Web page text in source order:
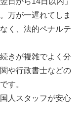
万が一遅れてしま
く、法的ペナルテ
きが複雑でよく分
や行政書士などの
す。
人スタッフが安心